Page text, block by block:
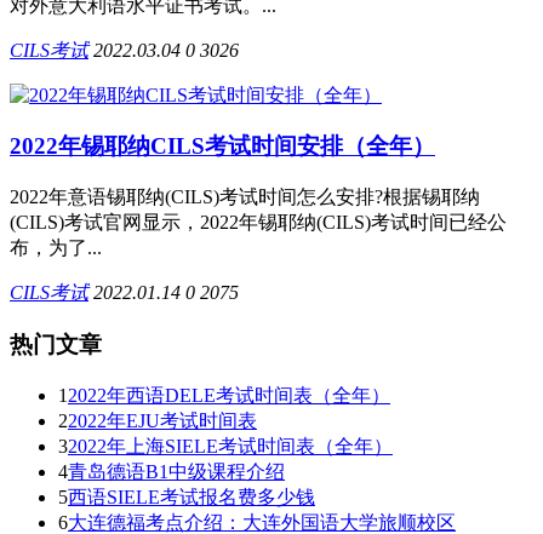
对外意大利语水平证书考试。...
CILS考试 2022.03.04 0 3026
2022年锡耶纳CILS考试时间安排（全年）
2022年意语锡耶纳(CILS)考试时间怎么安排?根据锡耶纳
(CILS)考试官网显示，2022年锡耶纳(CILS)考试时间已经公
布，为了...
CILS考试 2022.01.14 0 2075
热门文章
1 2022年西语DELE考试时间表（全年）
22022年EJU考试时间表
32022年上海SIELE考试时间表（全年）
4青岛德语B1中级课程介绍
5西语SIELE考试报名费多少钱
6大连德福考点介绍：大连外国语大学旅顺校区